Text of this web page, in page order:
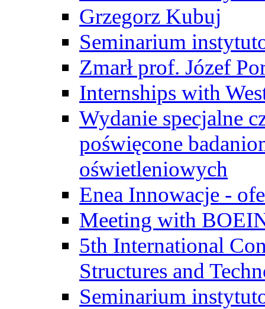
Grzegorz Kubuj
Seminarium
Zmarł prof. Józef
Internships with
Wydanie specjalne
poświęcone
oświetleniowych
Enea Innowacje -
Meeting with
5th International
Structures and
Seminarium